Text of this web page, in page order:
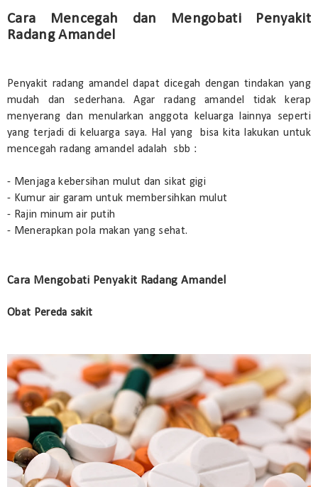
Cara Mencegah dan Mengobati Penyakit
Radang Amandel
Penyakit radang amandel dapat dicegah dengan tindakan yang
mudah dan sederhana. Agar radang amandel tidak kerap
menyerang dan menularkan anggota keluarga lainnya seperti
yang terjadi di keluarga saya. Hal yang bisa kita lakukan untuk
mencegah radang amandel adalah sbb :
- Menjaga kebersihan mulut dan sikat gigi
- Kumur air garam untuk membersihkan mulut
- Rajin minum air putih
- Menerapkan pola makan yang sehat.
Cara Mengobati Penyakit Radang Amandel
Obat Pereda sakit